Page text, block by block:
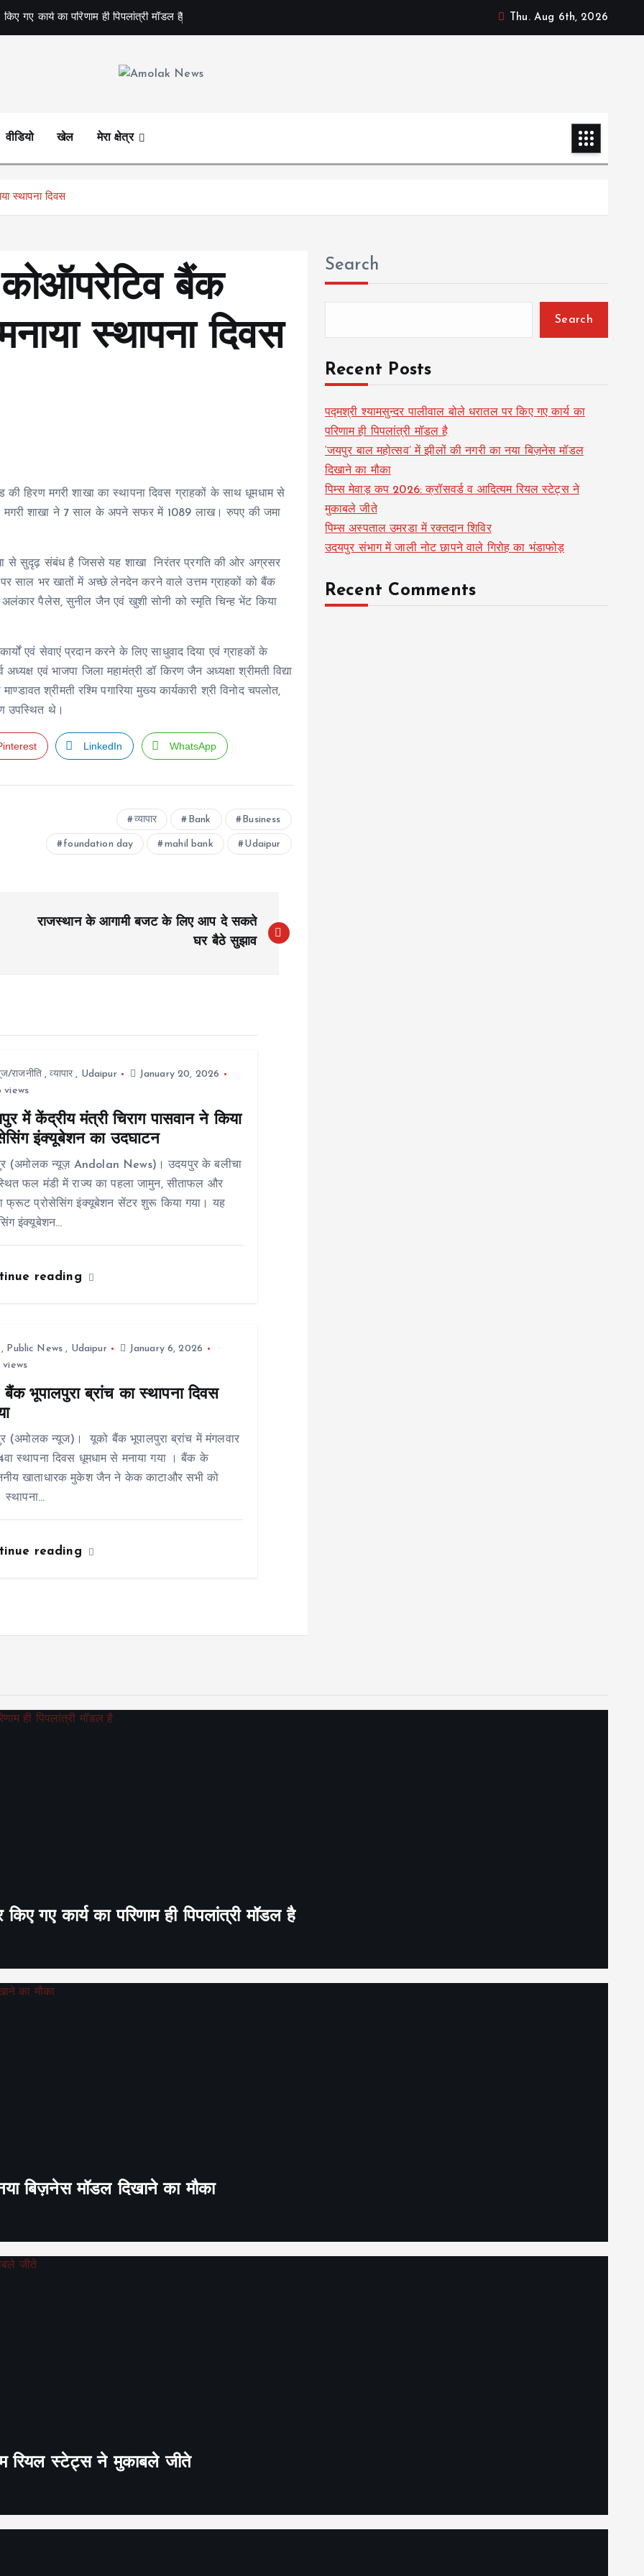
गए कार्य का परिणाम ही पिपलांत्री मॉडल है Thu. Aug 6th, 2026
वीडियो खेल मेरा क्षेत्र
स्थापना दिवस
कोऑपरेटिव बैंक
स्थापना दिवस
की हिरण मगरी शाखा का स्थापना दिवस ग्राहकों के साथ धूमधाम से
मगरी शाखा ने 7 साल के अपने सफर में 1089 लाख। रुपए की जमा
से सुदृढ़ संबंध है जिससे यह शाखा निरंतर प्रगति की ओर अग्रसर
पर साल भर खातों में अच्छे लेनदेन करने वाले उत्तम ग्राहकों को बैंक
अलंकार पैलेस, सुनील जैन एवं खुशी सोनी को स्मृति चिन्ह भेंट किया
एवं सेवाएं प्रदान करने के लिए साधुवाद दिया एवं ग्राहकों के
एवं भाजपा जिला महामंत्री डॉ किरण जैन अध्यक्षा श्रीमती विद्या
श्रीमती रश्मि पगारिया मुख्य कार्यकारी श्री विनोद चपलोत,
उपस्थित थे।
LinkedIn WhatsApp
व्यापार Bank Business
foundation day mahil bank Udaipur
राजस्थान के आगामी बजट के लिए आप दे सकते
घर बैठे सुझाव
राजनीति,व्यापार , Udaipur
January 20, 2026
views
में केंद्रीय मंत्री चिराग पासवान ने किया
इंक्यूबेशन का उदघाटन
(अमोलक न्यूज़ Andolan News)। उदयपुर के बलीचा
फल मंडी में राज्य का पहला जामुन, सीताफल और
फ्रूट प्रोसेसिंग इंक्यूबेशन सेंटर शुरू किया गया। यह
इंक्यूबेशन…
reading
Public News , Udaipur
January 6, 2026
views
भूपालपुरा ब्रांच का स्थापना दिवस
(अमोलक न्यूज)। यूको बैंक भूपालपुरा ब्रांच में मंगलवार
स्थापना दिवस धूमधाम से मनाया गया । बैंक के
खाताधारक मुकेश जैन ने केक काटाऔर सभी को
reading
Search
Search
Recent Posts
पद्मश्री श्यामसुन्दर पालीवाल बोले धरातल पर किए गए कार्य का
परिणाम ही पिपलांत्री मॉडल है
‘जयपुर बाल महोत्सव’ में झीलों की नगरी का नया बिज़नेस मॉडल
दिखाने का मौका
पिम्स मेवाड़ कप 2026: क्रॉसवर्ड व आदित्यम रियल स्टेट्स ने
मुकाबले जीते
पिम्स अस्पताल उमरडा में रक्तदान शिविर
उदयपुर संभाग में जाली नोट छापने वाले गिरोह का भंडाफोड़
Recent Comments
गए कार्य का परिणाम ही पिपलांत्री मॉडल है
बिज़नेस मॉडल दिखाने का मौका
रियल स्टेट्स ने मुकाबले जीते